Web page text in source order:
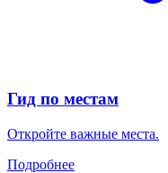
Гид по местам
Откройте важные места.
Подробнее